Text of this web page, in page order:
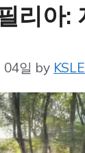
리아:
일 by